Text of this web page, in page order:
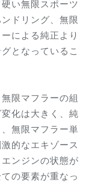
い無限スポーツ
ドリング、無限
による純正より
となっているこ
限マフラーの組
化は大きく、純
無限マフラー単
的なエキゾース
ンジンの状態が
の要素が重なっ